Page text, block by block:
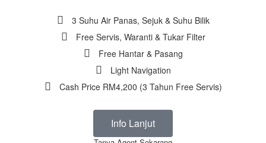
3 Suhu Air Panas, Sejuk & Suhu Bilik
Free Servis, Waranti & Tukar Filter
Free Hantar & Pasang
Light Navigation
Cash Price RM4,200 (3 Tahun Free Servis)
Info Lanjut